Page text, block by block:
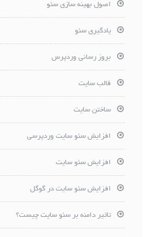
اصول بهینه سازی سئو
یادگیری سئو
بروز رسانی وردپرس
قالب سایت
ساختن سایت
افزایش سئو سایت وردپرسی
افزایش سئو سایت
افزایش سئو سایت در گوگل
تاثیر دامنه بر سئو سایت چیست؟